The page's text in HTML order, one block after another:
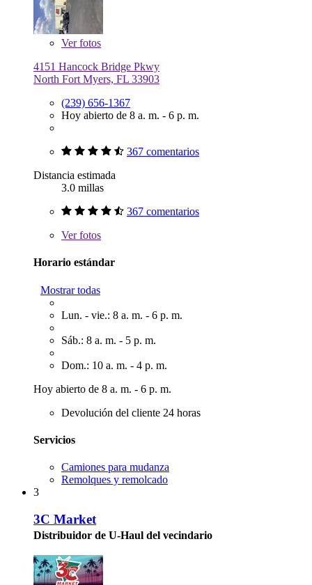
Verfotos
4151 Hancock Bridge Pkwy
North Fort Myers, FL 33903
(239) 656-1367
Hoy abierto de 8 a. m. - 6 p. m.
367 comentarios
Distancia estimada
3.0 millas
367 comentarios
Verfotos
Horario estándar
Mostrar todas
Lun. - vie.: 8 a. m. - 6 p. m.
Sáb.: 8 a. m. - 5 p. m.
Dom.: 10 a. m. - 4 p. m.
Hoy abierto de 8 a. m. - 6 p. m.
Devolución del cliente 24 horas
Servicios
Camiones para mudanza
Remolques y remolcado
3
3C Market
Distribuidor de U-Haul del vecindario